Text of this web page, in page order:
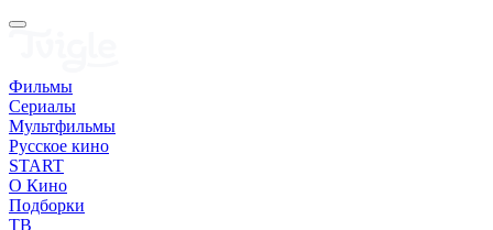
Фильмы
Сериалы
Мультфильмы
Русское кино
START
О Кино
Подборки
ТВ